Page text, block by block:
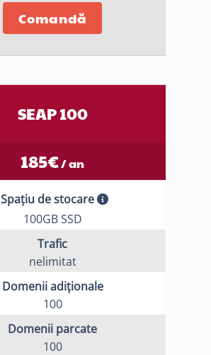
Comandă
SEAP 100
185€/ an
Spațiu de stocare
100GB SSD
Trafic
nelimitat
Domenii adiționale
100
Domenii parcate
100